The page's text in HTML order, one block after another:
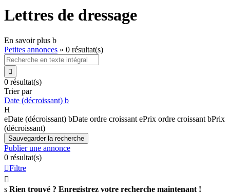
Lettres de dressage
En savoir plus b
Petites annonces » 0 résultat(s)

0 résultat(s)
Trier par
Date (décroissant) b
H
eDate (décroissant) bDate ordre croissant ePrix ordre croissant bPrix
(décroissant)
Sauvegarder la recherche
Publier une annonce
0 résultat(s)
Filtre

s Rien trouvé ? Enregistrez votre recherche maintenant !